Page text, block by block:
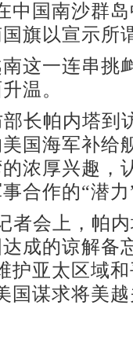
中国南沙群
旗以宣示所
一连串挑
温。
帕内塔到
国海军补给
浓厚兴趣，
合作的“潜
会上，帕内
成的谅解备
护亚太区域
国谋求将美